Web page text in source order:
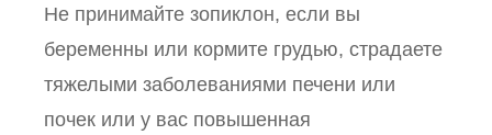
Не принимайте зопиклон, если вы
беременны или кормите грудью, страдаете
тяжелыми заболеваниями печени или
почек или у вас повышенная